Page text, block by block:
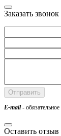
Заказать звонок
E-mail- обязательное
Оставить отзыв